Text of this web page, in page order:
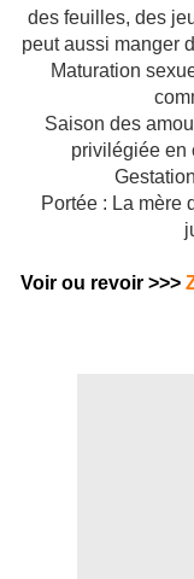
des feuilles, des
peut aussi manger
Maturation
Saison des
privilégiée en
Portée : La mère
Voir ou revoir >>>